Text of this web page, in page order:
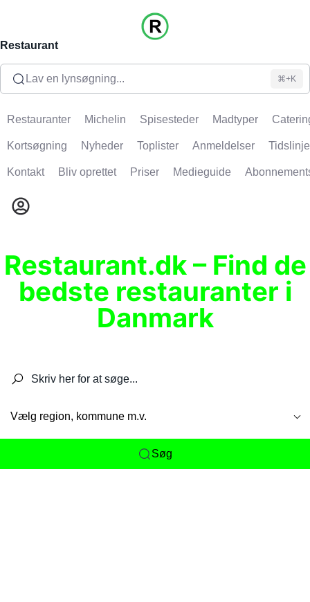
Restaurant
Lav en lynsøgning... ⌘+K
Restauranter Michelin Spisesteder Madtyper
Kortsøgning Nyheder Toplister Anmeldelser Tidslinje
Kontakt Bliv oprettet Priser Medieguide
Restaurant.dk – Find de
bedste restauranter i
Danmark
Vælg region, kommune m.v.
Søg